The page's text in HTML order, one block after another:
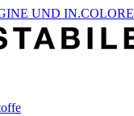
UND IN.COLORE